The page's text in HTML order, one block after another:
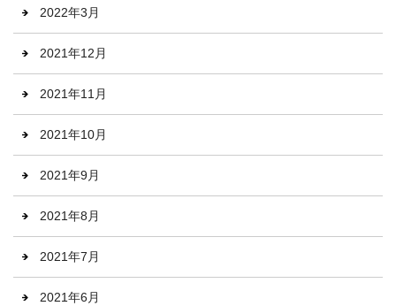
2022年3月
2021年12月
2021年11月
2021年10月
2021年9月
2021年8月
2021年7月
2021年6月